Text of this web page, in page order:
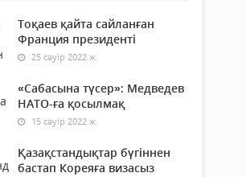
Тоқаев қайта сайланған
Франция президенті
25 сәуір 2022 ж.
«Сабасына түсер»: Медведев
НАТО-ға қосылмақ
15 сәуір 2022 ж.
Қазақстандықтар бүгіннен
бастап Кореяға визасыз